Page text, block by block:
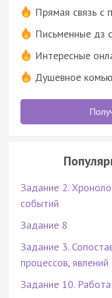
Прямая связь с
Письменные дз
Интересные
Душевное
Задание 2.
событий
Задание 8
Задание 3.
процессов, явлений
Задание 10.